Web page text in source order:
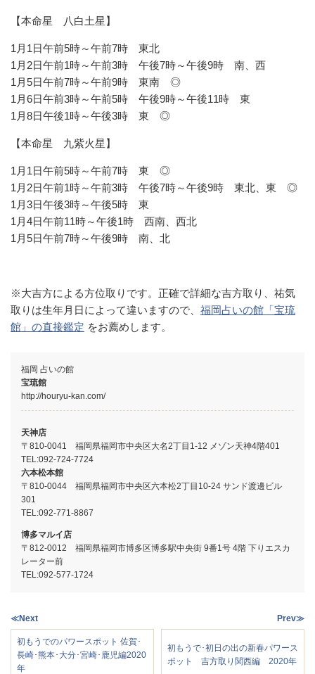
【本命星 八白土星】
1月1日午前5時～午前7時 東北
1月2日午前1時～午前3時 午後7時～午後9時 南、西
1月5日午前7時～午前9時 東南 ◎
1月6日午前3時～午前5時 午後9時～午後11時 東
1月8日午後1時～午後3時 東 ◎
【本命星 九紫火星】
1月1日午前5時～午前7時 東 ◎
1月2日午前1時～午前3時 午後7時～午後9時 東北、東 ◎
1月3日午後3時～午後5時 東
1月4日午前11時～午後1時 西南、西北
1月5日午前7時～午後9時 南、北
※大吉方による方位取りです。正確で詳細な吉方取り、祐気
取りは生年月日によって違いますので、 福岡占いの館「宝琉
館」の直接鑑定 をお薦めします。
福岡 占いの館
宝琉館
http://houryu-kan.com/
天神店
〒810-0041 福岡県福岡市中央区大名2丁目1-12 メゾン天神4階401
TEL:092-724-7724
六本松本館
〒810-0044 福岡県福岡市中央区六本松2丁目10-24 サンド渡邊ビル
301
TEL:092-771-8867
博多マルイ店
〒812-0012 福岡県福岡市博多区博多駅中央街 9番1号 4階 下りエスカ
レーター前
TEL:092-577-1724
≪Next
初もうでのパワースポット 佐賀･
長崎･熊本･大分･宮崎･鹿児編2020
年
Prev≫
初もうで･初日の出の新春パワース
ポット 吉方取り関西編 2020年